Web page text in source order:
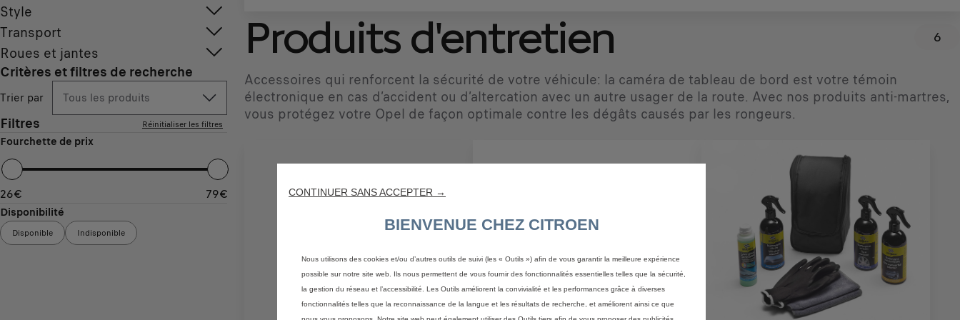
Style
Transport
Roues et jantes
Critères et filtres de recherche
Trier par Tous les produits
Filtres Réinitialiser les filtres
Fourchette de prix
26€ 79€
Disponibilité
Disponible Indisponible
Produits d'entretien 6
Accessoires qui renforcent la sécurité de votre véhicule: la caméra de tableau de bord est votre témoin
électronique en cas d’accident ou d’altercation avec un autre usager de la route. Avec nos produits anti-martres,
vous protégez votre Opel de façon optimale contre les dégâts causés par les rongeurs.
CONTINUER SANS ACCEPTER →
BIENVENUE CHEZ CITROEN
Nous utilisons des cookies et/ou d’autres outils de suivi (les « Outils ») afin de vous garantir la meilleure expérience
possible sur notre site web. Ils nous permettent de vous fournir des fonctionnalités essentielles telles que la sécurité,
la gestion du réseau et l’accessibilité. Les Outils améliorent la convivialité et les performances grâce à diverses
fonctionnalités telles que la reconnaissance de la langue et les résultats de recherche, et améliorent ainsi ce que